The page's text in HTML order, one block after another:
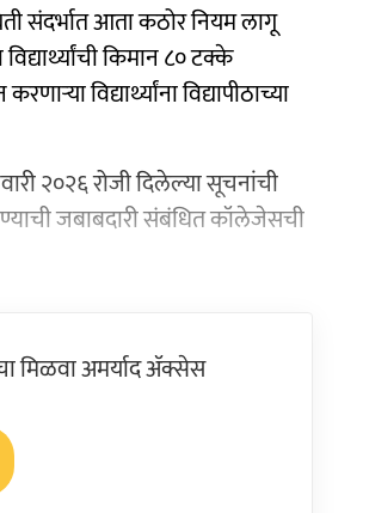
संदर्भात आता कठोर नियम लागू
किमान ८० टक्के
विद्यार्थ्यांना विद्यापीठाच्या
२०२६ रोजी दिलेल्या सूचनांची
जबाबदारी संबंधित कॉलेजेसची
मिळवा अमर्याद ॲक्सेस